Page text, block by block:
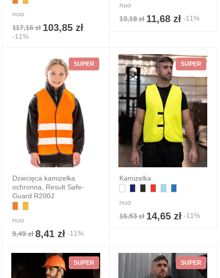
nuo
117,16 zł 103,85 zł
-11%
nuo
13,18 zł 11,68 zł -11%
SUPER
Dziecięca kamizelka
ochronna, Result Safe-
Guard R200J
nuo
9,49 zł 8,41 zł -11%
SUPER
Kamizelka
nuo
16,53 zł 14,65 zł -11%
SUPER SUPER